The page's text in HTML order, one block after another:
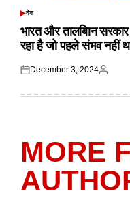
POSTED
देश
भारत और तालबिान
रहा है जो पहले संभव नहीं
Posted
December 3, 2024
Posted
MORE